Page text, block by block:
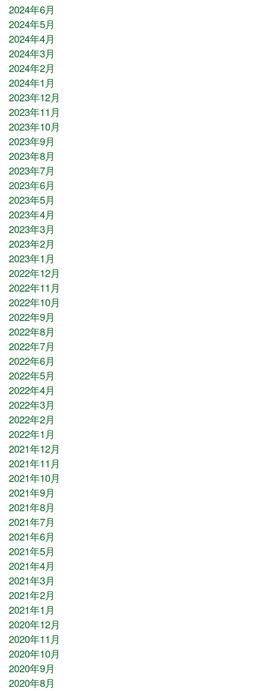
2024年6月
2024年5月
2024年4月
2024年3月
2024年2月
2024年1月
2023年12月
2023年11月
2023年10月
2023年9月
2023年8月
2023年7月
2023年6月
2023年5月
2023年4月
2023年3月
2023年2月
2023年1月
2022年12月
2022年11月
2022年10月
2022年9月
2022年8月
2022年7月
2022年6月
2022年5月
2022年4月
2022年3月
2022年2月
2022年1月
2021年12月
2021年11月
2021年10月
2021年9月
2021年8月
2021年7月
2021年6月
2021年5月
2021年4月
2021年3月
2021年2月
2021年1月
2020年12月
2020年11月
2020年10月
2020年9月
2020年8月